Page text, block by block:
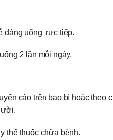
dàng uống trực tiếp.
2 lần mỗi ngày.
cáo trên bao bì hoặc
thế thuốc chữa bệnh.